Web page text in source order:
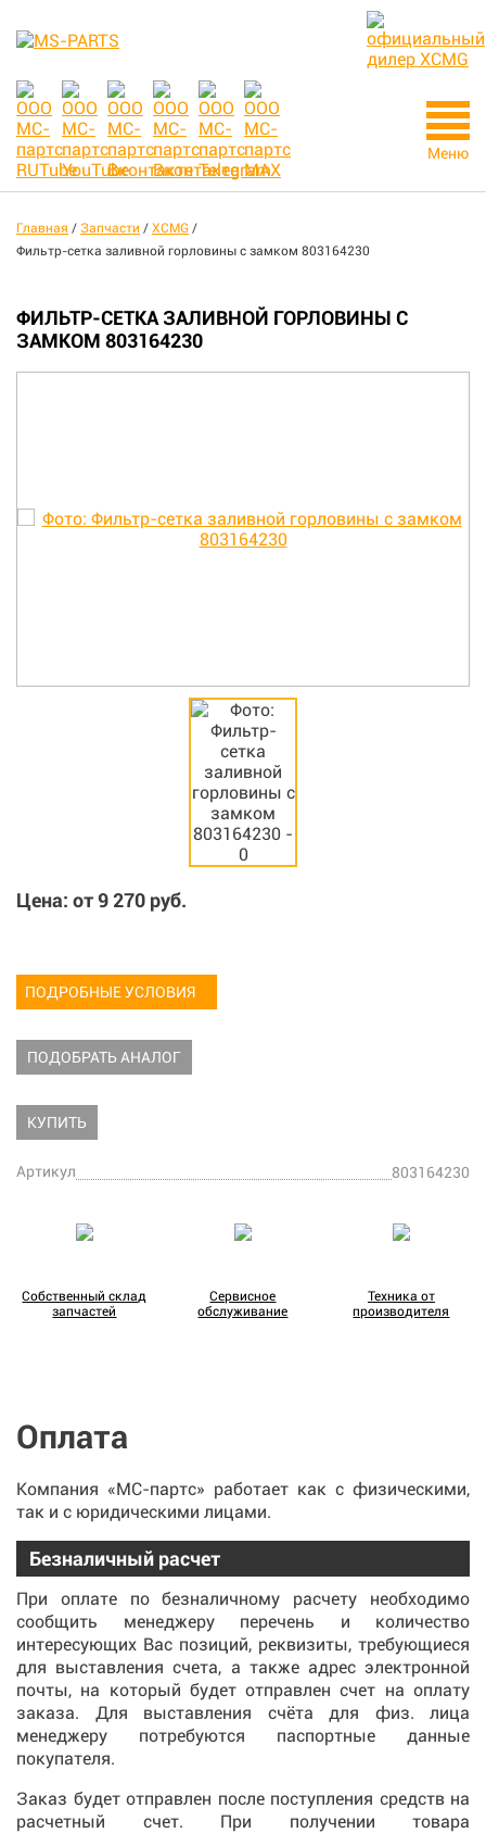
Меню
Главная / Запчасти / XCMG /
Фильтр-сетка заливной горловины с замком 803164230
ФИЛЬТР-СЕТКА ЗАЛИВНОЙ ГОРЛОВИНЫ С
ЗАМКОМ 803164230
Цена: от9 270 руб.
ПОДРОБНЫЕ УСЛОВИЯ
ПОДОБРАТЬ АНАЛОГ
КУПИТЬ
Артикул 803164230
Собственный склад
запчастей
Сервисное
обслуживание
Техника от
производителя
Оплата
Компания «МС-партс» работает как с физическими,
так и с юридическими лицами.
Безналичный расчет
При оплате по безналичному расчету необходимо
сообщить менеджеру перечень и количество
интересующих Вас позиций, реквизиты, требующиеся
для выставления счета, а также адрес электронной
почты, на который будет отправлен счет на оплату
заказа. Для выставления счёта для физ. лица
менеджеру потребуются паспортные данные
покупателя.
Заказ будет отправлен после поступления средств на
расчетный счет. При получении товара